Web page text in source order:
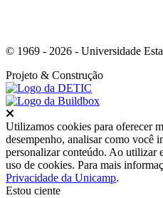
© 1969 - 2026 - Universidade
Projeto & Construção
Utilizamos cookies para oferecer
desempenho, analisar como você
personalizar conteúdo. Ao utilizar
uso de cookies. Para mais
Privacidade da Unicamp.
Estou ciente